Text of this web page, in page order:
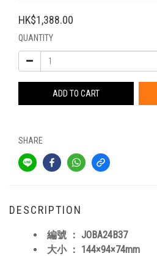
HK$1,388.00
QUANTITY
ADD TO CART
SHARE
DESCRIPTION
編號 ： JOBA24B37
大小 ： 144×94×74mm